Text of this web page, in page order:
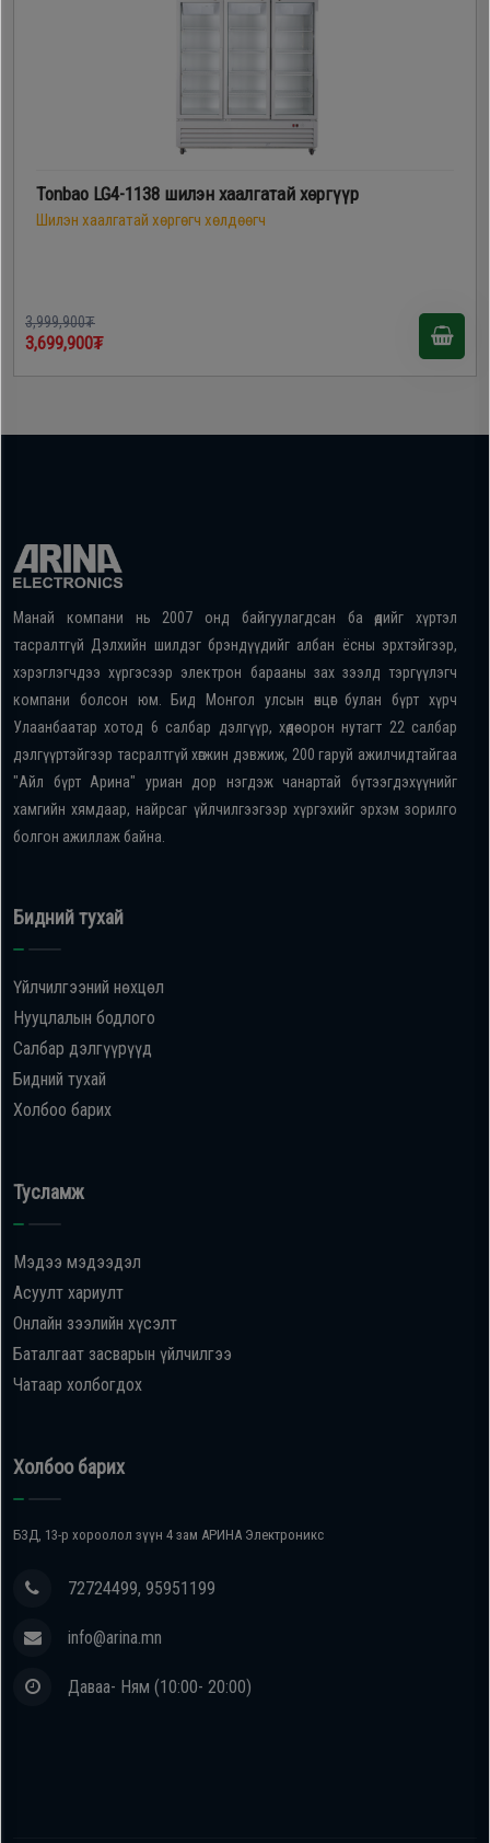
Tonbao LG4-1138 шилэн хаалгатай хөргүүр
Шилэн хаалгатай хөргөгч хөлдөөгч
3,999,900₮
3,699,900₮
Манай компани нь 2007 онд байгуулагдсан ба өдийг хүртэл
тасралтгүй Дэлхийн шилдэг брэндүүдийг албан ёсны эрхтэйгээр,
хэрэглэгчдээ хүргэсээр электрон барааны зах зээлд тэргүүлэгч
компани болсон юм. Бид Монгол улсын өнцөг булан бүрт хүрч
Улаанбаатар хотод 6 салбар дэлгүүр, хөдөө орон нутагт 22 салбар
дэлгүүртэйгээр тасралтгүй хөгжин дэвжиж, 200 гаруй ажилчидтайгаа
"Айл бүрт Арина" уриан дор нэгдэж чанартай бүтээгдэхүүнийг
хамгийн хямдаар, найрсаг үйлчилгээгээр хүргэхийг эрхэм зорилго
болгон ажиллаж байна.
Бидний тухай
Үйлчилгээний нөхцөл
Нууцлалын бодлого
Салбар дэлгүүрүүд
Бидний тухай
Холбоо барих
Тусламж
Мэдээ мэдээдэл
Асуулт хариулт
Онлайн зээлийн хүсэлт
Баталгаат засварын үйлчилгээ
Чатаар холбогдох
Холбоо барих
БЗД, 13-р хороолол зүүн 4 зам АРИНА Электроникс
72724499, 95951199
info@arina.mn
Даваа- Ням (10:00- 20:00)